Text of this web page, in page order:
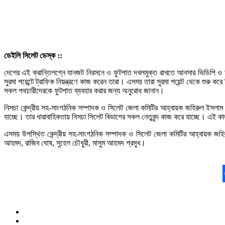
ডেইলি সিলেট ডেস্ক ::
দেশের এই ক্রান্তিলগ্নে যানজট নিরসনে ও ফুটপাত দখলমুক্ত রাখতে আনসার ভিডিপি ও
সুরমা পয়েন্টে ট্রাফিক নিয়ন্ত্রণে কাজ করেন তারা। এসময় তারা সুরমা পয়েন্ট থেকে শুরু
সকল পথচারীদেরকে ফুটপাত ব্যবহার করার জন্য অনুরোধ জানান।
নিসচা কেন্দ্রীয় সহ-সাংগঠনিক সম্পাদক ও সিলেট জেলা কমিটির আহ্বায়ক জহিরুল
যাচ্ছে। তার ধারাবাহিকতায় নিসচা সিলেট বিভাগের সকল নেতৃবৃন্দ কাজ করে যাচ্ছে।
এসময় উপস্থিত কেন্দ্রীয় সহ-সাংগঠনিক সম্পাদক ও সিলেট জেলা কমিটির আহ্বায়ক
আহমদ, রাজিব ঘোষ, সুহেল চৌধুরী, মাসুম আহমদ প্রমুখ।